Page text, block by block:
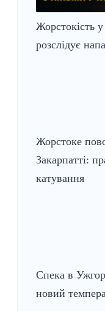
Жорстокість
розслідує
Жорстоке
Закарпатті:
катування
Спека в
новий